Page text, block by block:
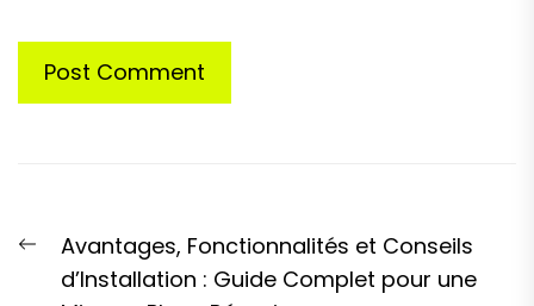
navigation
Previous
post:
Avantages, Fonctionnalités et Conseils
d’Installation : Guide Complet pour une